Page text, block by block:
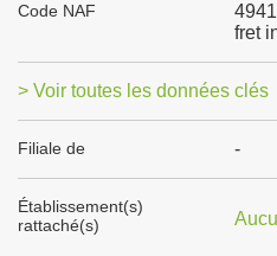
Code NAF
fret
> Voir toutes les données clés
Filiale de -
Établissement(s)
rattaché(s)